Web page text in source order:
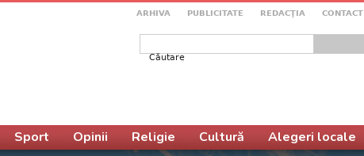
ARHIVA PUBLICITATE REDACŢIA CONTACT
Formular de căutare
Sport Opinii Religie Cultură Alegeri locale